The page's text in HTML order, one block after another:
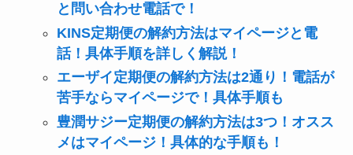
と問い合わせ電話で！
KINS定期便の解約方法はマイページと電
話！具体手順を詳しく解説！
エーザイ定期便の解約方法は2通り！電話が
苦手ならマイページで！具体手順も
豊潤サジー定期便の解約方法は3つ！オスス
メはマイページ！具体的な手順も！